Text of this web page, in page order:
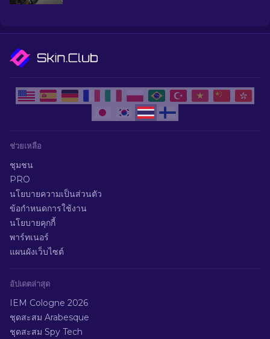
ช่วยเหลือ
ชุมชน
PRO
นโยบายความเป็นส่วนตัว
ข้อกำหนดการใช้งาน
นโยบายคุกกี้
พาร์ทเนอร์
แผนผังเว็บไซต์
อัปเดตล่าสุด
IEM Cologne 2026
ชุดสะสม Arabesque
ชุดสะสม Spy Tech